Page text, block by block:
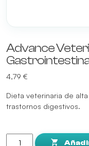
Advance
4,79 €
Dieta veterinaria de
trastornos digestivos.
Veterinary